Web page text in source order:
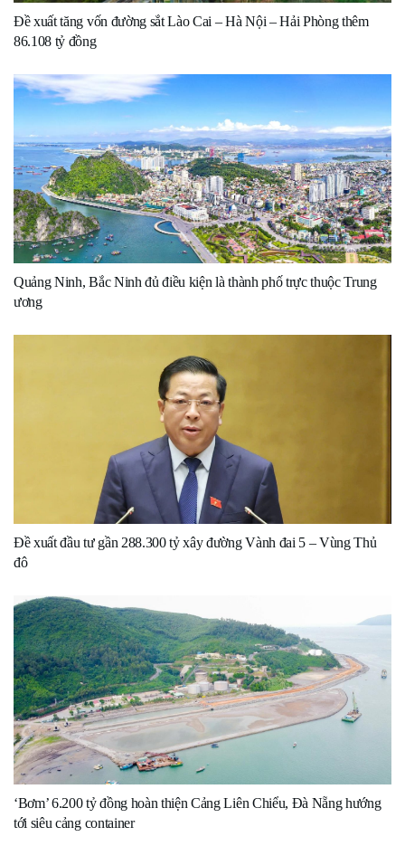
Đề xuất tăng vốn đường sắt Lào Cai – Hà Nội – Hải Phòng thêm
86.108 tỷ đồng
Quảng Ninh, Bắc Ninh đủ điều kiện là thành phố trực thuộc Trung
ương
Đề xuất đầu tư gần 288.300 tỷ xây đường Vành đai 5 – Vùng Thủ
đô
‘Bơm’ 6.200 tỷ đồng hoàn thiện Cảng Liên Chiểu, Đà Nẵng hướng
tới siêu cảng container